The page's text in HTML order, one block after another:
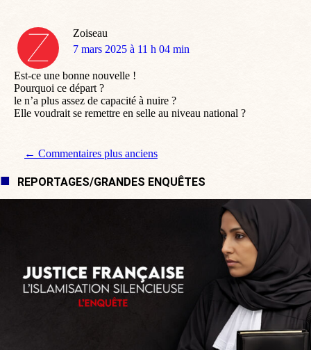
Zoiseau
dit
7 mars 2025 à 11 h 04 min
Est-ce une bonne nouvelle !
Pourquoi ce départ ?
le n’a plus assez de capacité à nuire ?
Elle voudrait se remettre en selle au niveau national ?
Navigation de commentaire
← Commentaires plus anciens
REPORTAGES/GRANDES ENQUÊTES